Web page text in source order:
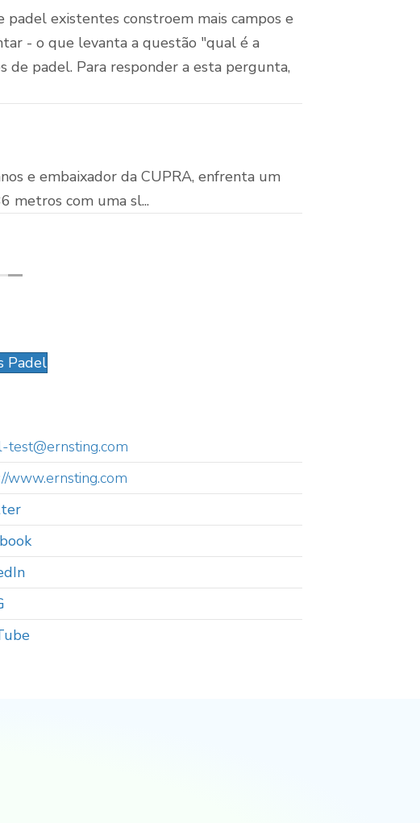
padel existentes constroem mais campos e
- o que levanta a questão "qual é a
padel. Para responder a esta pergunta,
e embaixador da CUPRA, enfrenta um
metros com uma sl...
test@ernsting.com
www.ernsting.com